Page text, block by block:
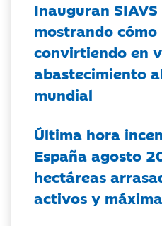
Inauguran
mostrando cómo
convirtiendo en
abastecimiento
mundial
Última hora
España agosto
hectáreas
activos y